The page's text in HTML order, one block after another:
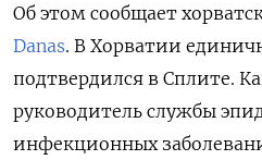
Об этом сообщает
Danas. В Хорватии
подтвердился в Сплите.
руководитель службы
инфекционных